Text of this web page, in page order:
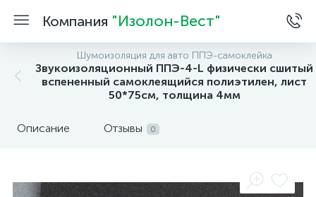
Компания "Изолон-Вест"
Шумоизоляция для авто ППЭ-самоклейка
Звукоизоляционный ППЭ-4-L физически сшитый
вспененный самоклеящийся полиэтилен, лист
50*75см, толщина 4мм
Описание Отзывы 0